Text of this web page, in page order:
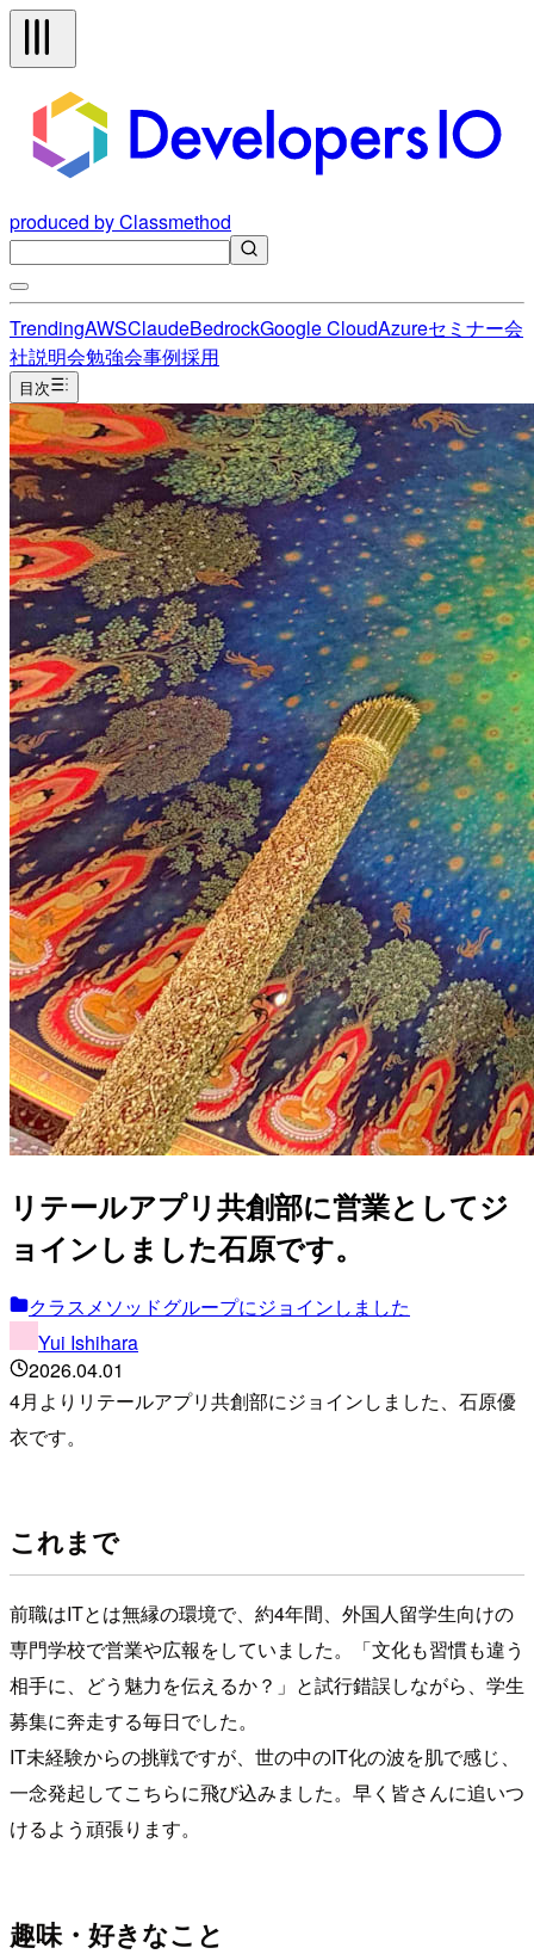
produced by Classmethod
TrendingAWSClaudeBedrockGoogle CloudAzureセミナー会
社説明会勉強会事例採用
目次
リテールアプリ共創部に営業としてジ
ョインしました石原です。
クラスメソッドグループにジョインしました
Yui Ishihara
2026.04.01
4月よりリテールアプリ共創部にジョインしました、石原優
衣です。
これまで
前職はITとは無縁の環境で、約4年間、外国人留学生向けの
専門学校で営業や広報をしていました。「文化も習慣も違う
相手に、どう魅力を伝えるか？」と試行錯誤しながら、学生
募集に奔走する毎日でした。
IT未経験からの挑戦ですが、世の中のIT化の波を肌で感じ、
一念発起してこちらに飛び込みました。早く皆さんに追いつ
けるよう頑張ります。
趣味・好きなこと